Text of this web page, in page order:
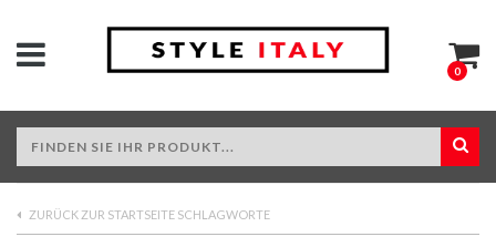
0
ZURÜCK ZUR STARTSEITE SCHLAGWORTE